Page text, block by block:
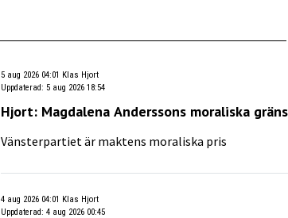
5 aug 2026 04:01 Klas Hjort
Uppdaterad: 5 aug 2026 18:54
Hjort: Magdalena Anderssons moraliska gräns
Vänsterpartiet är maktens moraliska pris
4 aug 2026 04:01 Klas Hjort
Uppdaterad:4 aug 2026 00:45